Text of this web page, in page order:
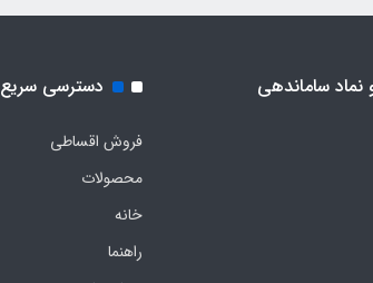
نماد ساماندهی دسترسی سریع
فروش اقساطی
محصولات
خانه
راهنما